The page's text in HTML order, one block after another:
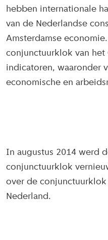
hebben internationale
van de Nederlandse
Amsterdamse
conjunctuurklok van het
indicatoren, waaronder
economische en
In augustus 2014 werd
conjunctuurklok
over de conjunctuurklok
Nederland.